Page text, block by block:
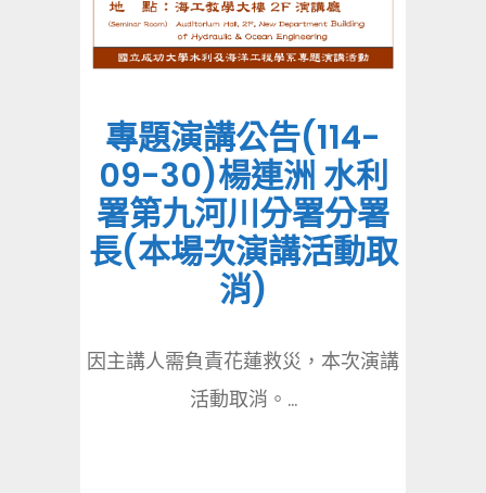
專題演講公告(114-
09-30)楊連洲 水利
署第九河川分署分署
長(本場次演講活動取
消)
因主講人需負責花蓮救災，本次演講
活動取消。...